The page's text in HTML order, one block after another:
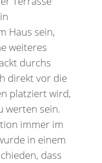
Haus sein,
weiteres
durchs
direkt vor die
platziert wird,
werten sein.
immer im
in einem
dass